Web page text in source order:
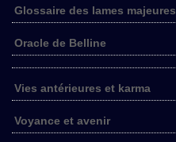
Glossaire des lames majeures
Oracle de Belline
Vies antérieures et karma
Voyance et avenir